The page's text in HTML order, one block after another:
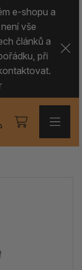
e-shopu a
vše
článků a
při